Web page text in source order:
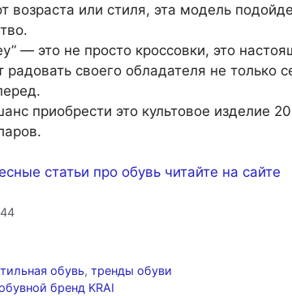
возраста или стиля, эта модель
— это не просто кроссовки, это
радовать своего обладателя не только
приобрести это культовое изделие
статьи про обувь читайте на сайте
обувь,тренды обуви
бренд KRAI